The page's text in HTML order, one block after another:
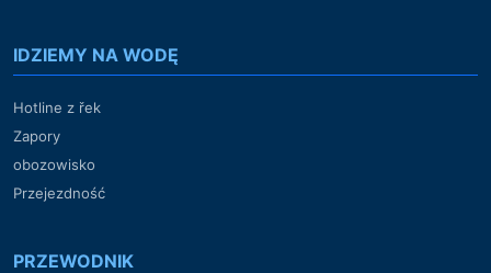
IDZIEMY NA WODĘ
Hotline z řek
Zapory
obozowisko
Przejezdność
PRZEWODNIK